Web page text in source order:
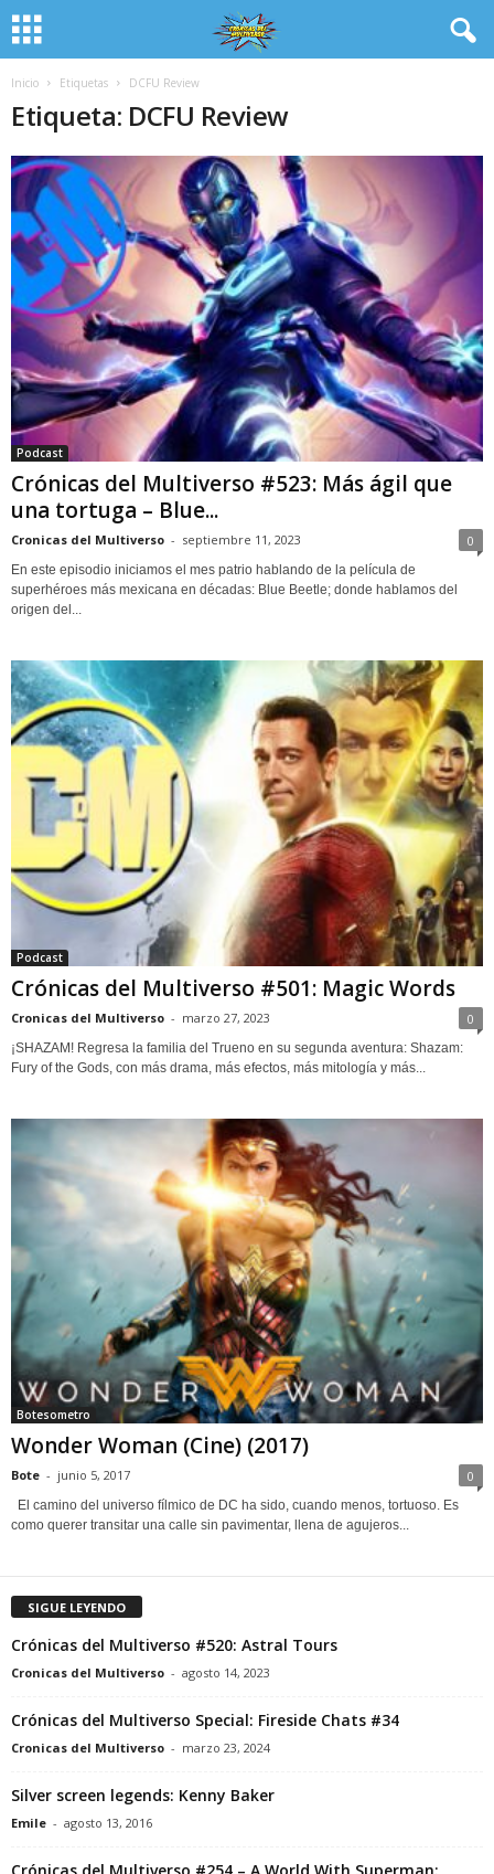
Inicio Etiquetas DCFU Review
Etiqueta: DCFU Review
Podcast
Crónicas del Multiverso #523: Más ágil que
una tortuga – Blue...
Cronicas del Multiverso - septiembre 11, 2023 0
En este episodio iniciamos el mes patrio hablando de la película de
superhéroes más mexicana en décadas: Blue Beetle; donde hablamos del
origen del...
Podcast
Crónicas del Multiverso #501: Magic Words
Cronicas del Multiverso - marzo 27, 2023 0
¡SHAZAM! Regresa la familia del Trueno en su segunda aventura: Shazam:
Fury of the Gods, con más drama, más efectos, más mitología y más...
Botesometro
Wonder Woman (Cine) (2017)
Bote - junio 5, 2017 0
El camino del universo fílmico de DC ha sido, cuando menos, tortuoso. Es
como querer transitar una calle sin pavimentar, llena de agujeros...
SIGUE LEYENDO
Crónicas del Multiverso #520: Astral Tours
Cronicas del Multiverso - agosto 14, 2023
Crónicas del Multiverso Special: Fireside Chats #34
Cronicas del Multiverso - marzo 23, 2024
Silver screen legends: Kenny Baker
Emile - agosto 13, 2016